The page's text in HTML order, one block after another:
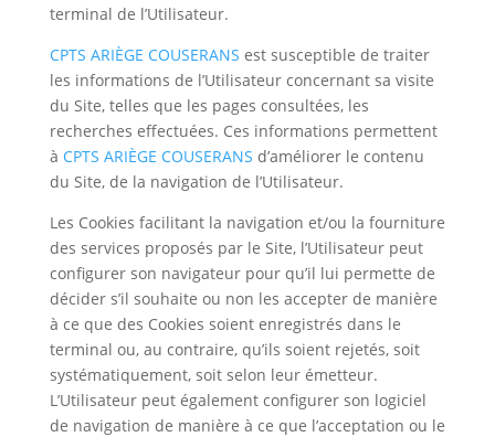
terminal de l’Utilisateur.
CPTS ARIÈGE COUSERANS est susceptible de traiter
les informations de l’Utilisateur concernant sa visite
du Site, telles que les pages consultées, les
recherches effectuées. Ces informations permettent
à CPTS ARIÈGE COUSERANS d’améliorer le contenu
du Site, de la navigation de l’Utilisateur.
Les Cookies facilitant la navigation et/ou la fourniture
des services proposés par le Site, l’Utilisateur peut
configurer son navigateur pour qu’il lui permette de
décider s’il souhaite ou non les accepter de manière
à ce que des Cookies soient enregistrés dans le
terminal ou, au contraire, qu’ils soient rejetés, soit
systématiquement, soit selon leur émetteur.
L’Utilisateur peut également configurer son logiciel
de navigation de manière à ce que l’acceptation ou le